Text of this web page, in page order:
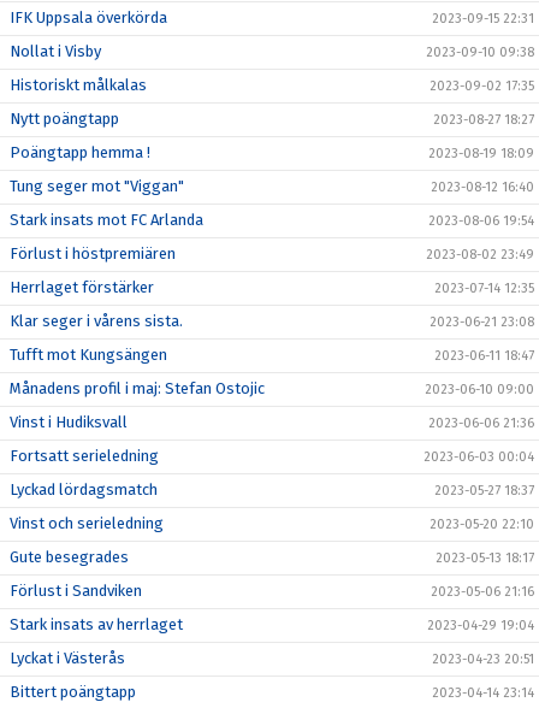
IFK Uppsala överkörda 2023-09-15 22:31
Nollat i Visby 2023-09-10 09:38
Historiskt målkalas 2023-09-02 17:35
Nytt poängtapp 2023-08-27 18:27
Poängtapp hemma ! 2023-08-19 18:09
Tung seger mot "Viggan" 2023-08-12 16:40
Stark insats mot FC Arlanda 2023-08-06 19:54
Förlust i höstpremiären 2023-08-02 23:49
Herrlaget förstärker 2023-07-14 12:35
Klar seger i vårens sista. 2023-06-21 23:08
Tufft mot Kungsängen 2023-06-11 18:47
Månadens profil i maj: Stefan Ostojic 2023-06-10 09:00
Vinst i Hudiksvall 2023-06-06 21:36
Fortsatt serieledning 2023-06-03 00:04
Lyckad lördagsmatch 2023-05-27 18:37
Vinst och serieledning 2023-05-20 22:10
Gute besegrades 2023-05-13 18:17
Förlust i Sandviken 2023-05-06 21:16
Stark insats av herrlaget 2023-04-29 19:04
Lyckat i Västerås 2023-04-23 20:51
Bittert poängtapp 2023-04-14 23:14